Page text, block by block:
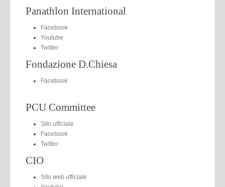
Panathlon International
Facebook
Youtube
Twitter
Fondazione D.Chiesa
Facebook
PCU Committee
Sito ufficiale
Facebook
Twitter
CIO
Sito web ufficiale